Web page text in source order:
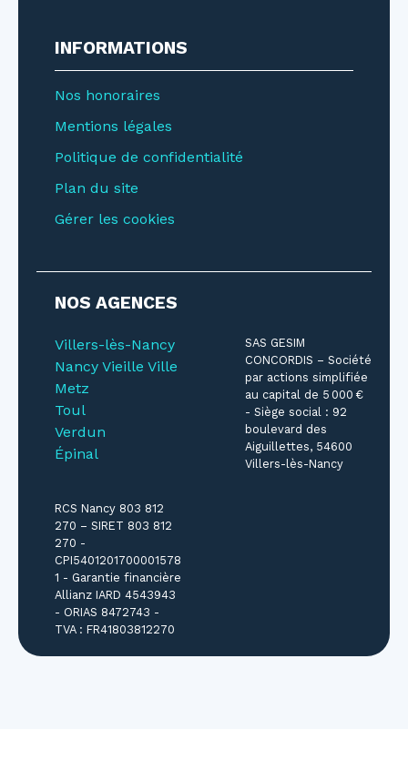
INFORMATIONS
Nos honoraires
Mentions légales
Politique de confidentialité
Plan du site
Gérer les cookies
NOS AGENCES
Villers-lès-Nancy
Nancy Vieille Ville
Metz
Toul
Verdun
Épinal
SAS GESIM
CONCORDIS – Société
par actions simplifiée
au capital de 5 000 €
- Siège social : 92
boulevard des
Aiguillettes, 54600
Villers-lès-Nancy
RCS Nancy 803 812
270 – SIRET 803 812
270 -
CPI5401201700001578
1 - Garantie financière
Allianz IARD 4543943
- ORIAS 8472743 -
TVA : FR41803812270